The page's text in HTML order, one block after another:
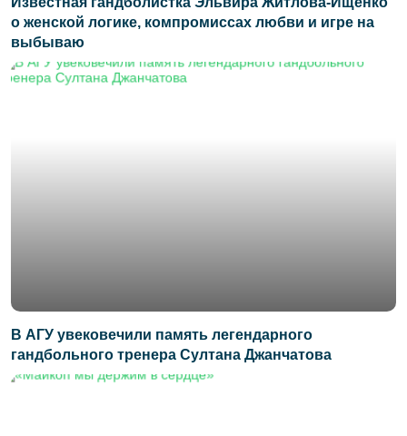
о женской логике, компромиссах любви и игре на
выбываю
В АГУ увековечили память легендарного
гандбольного тренера Султана Джанчатова